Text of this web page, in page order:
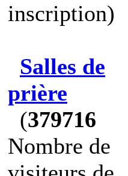
inscription)
Salles de
prière
(379716
Nombre de